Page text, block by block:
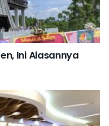
Ini Alasannya